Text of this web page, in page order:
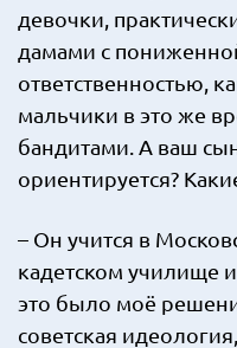
девочки,
дамами с
ответственностью,
мальчики в это же
бандитами. А ваш
ориентируется?
– Он учится в
кадетском училище
это было моё
советская